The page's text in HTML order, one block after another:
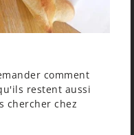
comment
restent aussi
chercher chez